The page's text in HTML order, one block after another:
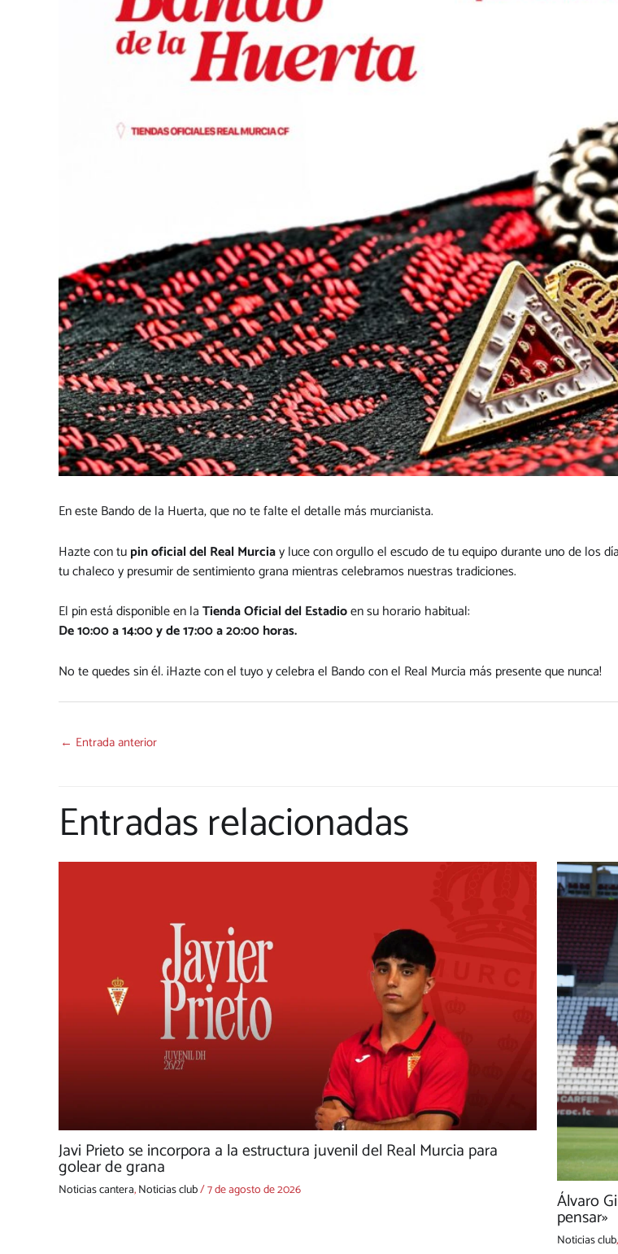
En este Bando de la Huerta, que no te falte el detalle más murcianista.
Hazte con tupin oficial del Real Murciay luce con orgullo el escudo de tu equipo durante uno de los
tu chaleco y presumir de sentimiento grana mientras celebramos nuestras tradiciones.
El pin está disponible en laTienda Oficial del Estadioen su horario habitual:
De 10:00 a 14:00 y de 17:00 a 20:00 horas.
No te quedes sin él. ¡Hazte con el tuyo y celebra el Bando con el Real Murcia más presente que nunca!
← Entrada anterior
Entradas relacionadas
Javi Prieto se incorpora a la estructura juvenil del Real Murcia para
golear de grana
Noticias cantera,Noticias club/7 de agosto de 2026 Álvaro
pensar»
Noticias club,